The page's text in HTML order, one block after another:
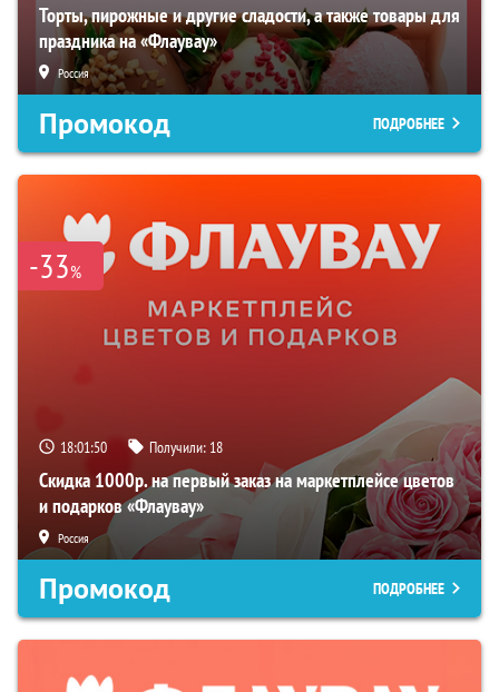
Торты, пирожные и другие сладости, а также товары для
праздника на «Флаувау»
Россия
Промокод ПОДРОБНЕЕ
-33%
18:01:49 Получили: 18
Скидка 1000р. на первый заказ на маркетплейсе цветов
и подарков «Флаувау»
Россия
Промокод ПОДРОБНЕЕ